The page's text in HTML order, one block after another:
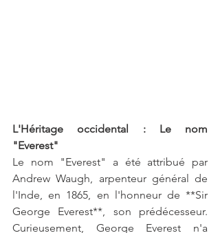
L'Héritage occidental : Le nom
"Everest"
Le nom "Everest" a été attribué par
Andrew Waugh, arpenteur général de
l'Inde, en 1865, en l'honneur de **Sir
George Everest**, son prédécesseur.
Curieusement, George Everest n'a